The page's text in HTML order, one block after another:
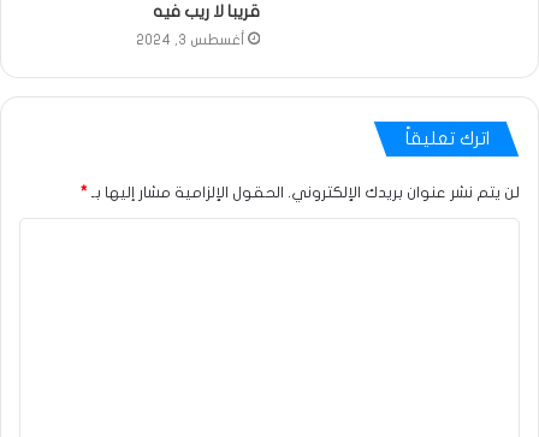
قريبا لا ريب فيه
أغسطس 3, 2024
اترك تعليقاً
لن يتم نشر عنوان بريدك الإلكتروني. الحقول الإلزامية مشار إليها بـ *